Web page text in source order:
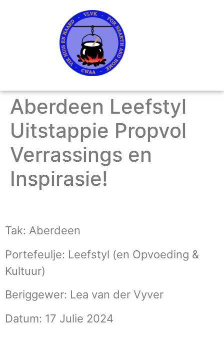
Aberdeen Leefstyl
Uitstappie Propvol
Verrassings en
Inspirasie!
Tak: Aberdeen
Portefeulje: Leefstyl (en Opvoeding &
Kultuur)
Beriggewer: Lea van der Vyver
Datum: 17 Julie 2024